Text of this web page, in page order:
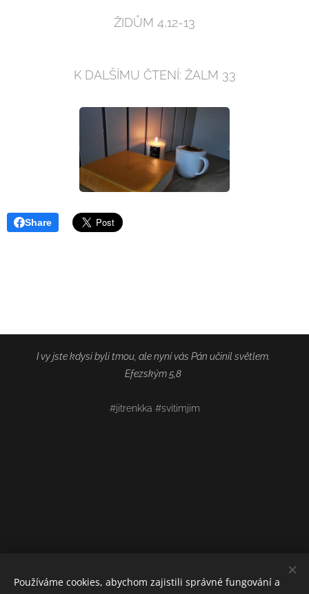
ŽIDŮM 4,12-13
K DALŠÍMU ČTENÍ: ŽALM 33
Share
I vy jste kdysi byli tmou, ale nyní vás Pán učinil světlem.
Efezským 5,8
#jitrenkka #svitimjim
Používáme cookies, abychom zajistili správné fungování a